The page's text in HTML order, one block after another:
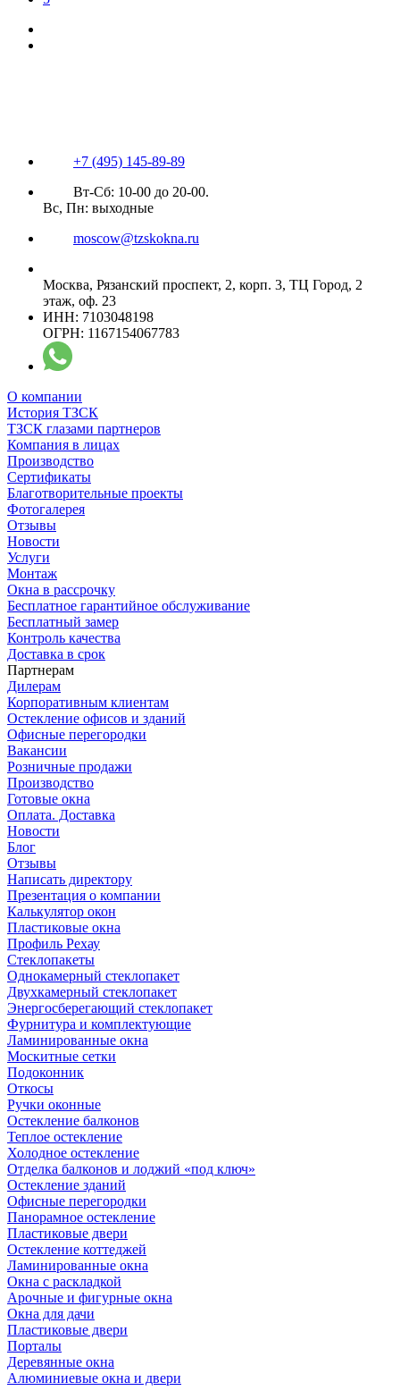
+7 (495) 145-89-89
Вт-Сб: 10-00 до 20-00.
Вс, Пн: выходные
moscow@tzskokna.ru
Москва, Рязанский проспект, 2, корп. 3, ТЦ Город, 2
этаж, оф. 23
ИНН: 7103048198
ОГРН: 1167154067783
О компании
История ТЗСК
ТЗСК глазами партнеров
Компания в лицах
Производство
Сертификаты
Благотворительные проекты
Фотогалерея
Отзывы
Новости
Услуги
Монтаж
Окна в рассрочку
Бесплатное гарантийное обслуживание
Бесплатный замер
Контроль качества
Доставка в срок
Партнерам
Дилерам
Корпоративным клиентам
Остекление офисов и зданий
Офисные перегородки
Вакансии
Розничные продажи
Производство
Готовые окна
Оплата. Доставка
Новости
Блог
Отзывы
Написать директору
Презентация о компании
Калькулятор окон
Пластиковые окна
Профиль Рехау
Стеклопакеты
Однокамерный стеклопакет
Двухкамерный стеклопакет
Энергосберегающий стеклопакет
Фурнитура и комплектующие
Ламинированные окна
Москитные сетки
Подоконник
Откосы
Ручки оконные
Остекление балконов
Теплое остекление
Холодное остекление
Отделка балконов и лоджий «под ключ»
Остекление зданий
Офисные перегородки
Панорамное остекление
Пластиковые двери
Остекление коттеджей
Ламинированные окна
Окна с раскладкой
Арочные и фигурные окна
Окна для дачи
Пластиковые двери
Порталы
Деревянные окна
Алюминиевые окна и двери